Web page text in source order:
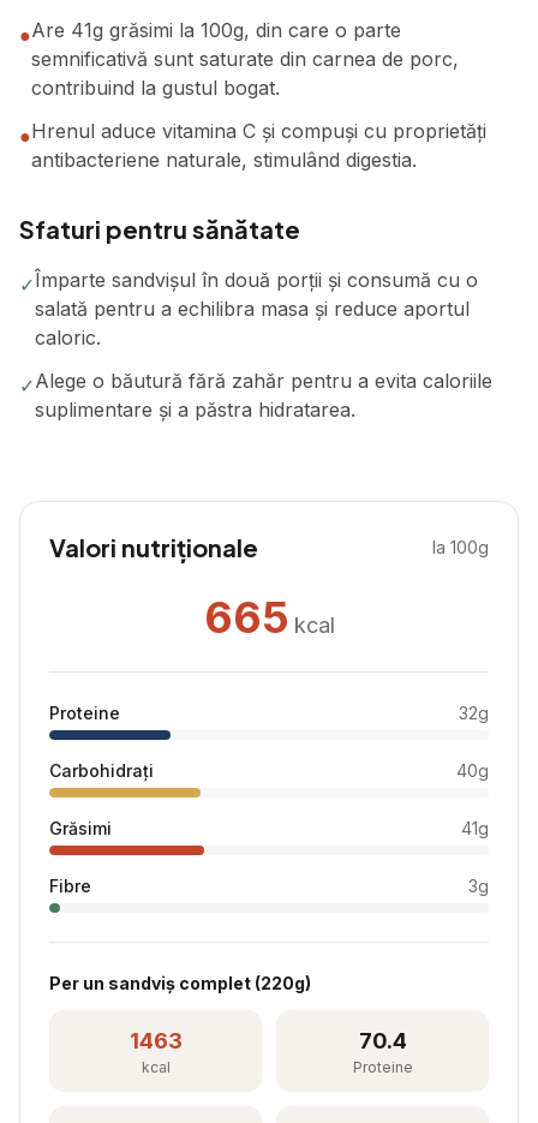
●Are 41g grăsimi la 100g, din care o parte
semnificativă sunt saturate din carnea de porc,
contribuind la gustul bogat.
●Hrenul aduce vitamina C și compuși cu proprietăți
antibacteriene naturale, stimulând digestia.
Sfaturi pentru sănătate
✓Împarte sandvișul în două porții și consumă cu o
salată pentru a echilibra masa și reduce aportul
caloric.
✓Alege o băutură fără zahăr pentru a evita caloriile
suplimentare și a păstra hidratarea.
Valori nutriționale la 100g
665 kcal
Proteine 32g
Carbohidrați 40g
Grăsimi 41g
Fibre 3g
Per un sandviș complet (220g)
1463
kcal
70.4
Proteine